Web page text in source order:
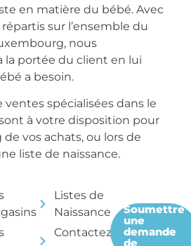
en matière du bébé. Avec
sur l’ensemble du
nous
la portée du client en lui
a besoin.
ventes spécialisées dans le
à votre disposition pour
vos achats, ou lors de
liste de naissance.
Listes de
Naissance
Contactez-
Soumettre
une
demande
de